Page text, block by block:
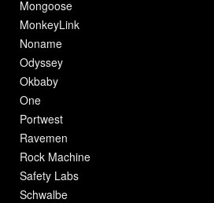
Mongoose
MonkeyLink
Noname
Odyssey
Okbaby
One
Portwest
Ravemen
Rock Machine
Safety Labs
Schwalbe